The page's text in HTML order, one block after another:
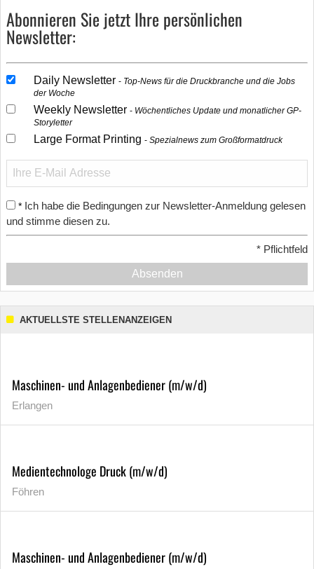
Abonnieren Sie jetzt Ihre persönlichen
Newsletter:
Daily Newsletter
Top-News für die Druckbranche und die Jobs
der Woche
Weekly Newsletter
Wöchentliches Update und monatlicher GP-
Storyletter
Large Format Printing Spezialnews zum Großformatdruck
* Ich habe die Bedingungen zur Newsletter-Anmeldung gelesen
und stimme diesen zu.
* Pflichtfeld
Absenden
AKTUELLSTE STELLENANZEIGEN
Maschinen- und Anlagenbediener (m/w/d)
Erlangen
Medientechnologe Druck (m/w/d)
Föhren
Maschinen- und Anlagenbediener (m/w/d)